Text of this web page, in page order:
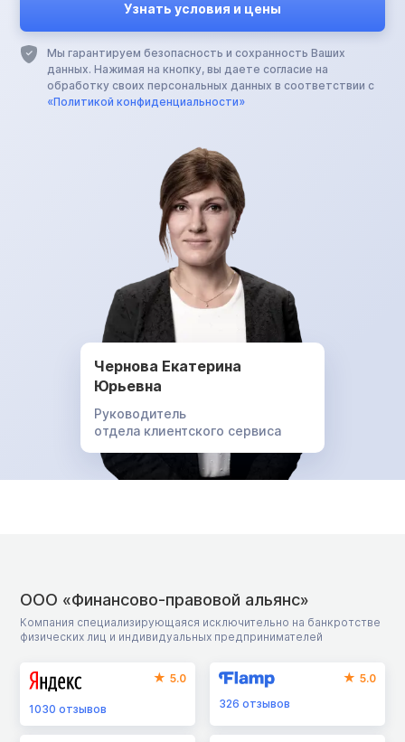
Мы гарантируем безопасность и сохранность Ваших
данных. Нажимая на кнопку, вы даете согласие на
обработку своих персональных данных в соответствии с
«Политикой конфиденциальности»
Чернова Екатерина
Юрьевна
Руководитель
отдела клиентского сервиса
ООО «Финансово-правовой альянс»
Компания специализирующаяся исключительно на банкротстве
физических лиц и индивидуальных предпринимателей
5.0
1030 отзывов
5.0
326отзывов